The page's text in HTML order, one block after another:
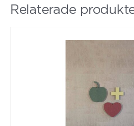
Relaterade